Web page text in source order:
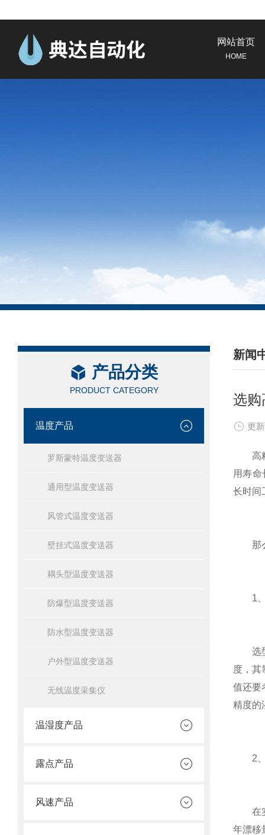
网站首页
HOME
产品分类
PRODUCT CATEGORY
温度产品
罗斯蒙特温度变送器
通用型温度变送器
风管式温度变送器
壁挂式温度变送器
耦头型温度变送器
防爆型温度变送器
防水型温度变送器
户外型温度变送器
无线温度采集仪
温湿度产品
露点产品
风速产品
新闻
/
选购
更
高精
用寿
长时间
那么
1、
选型
度，其
值还要
精度的
2、
在实
年漂移